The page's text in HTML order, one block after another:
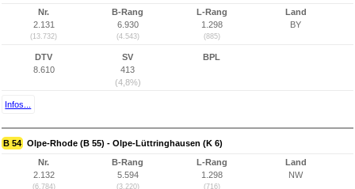
Nr.
2.131
(13.732)
B-Rang
6.930
(4.543)
L-Rang
1.298
(885)
Land
BY
DTV
8.610
SV
413
(4,8%)
BPL
Infos...
B 54 Olpe-Rhode (B 55) - Olpe-Lüttringhausen (K 6)
Nr.
2.132
(6.784)
B-Rang
5.594
(3.220)
L-Rang
1.298
(716)
Land
NW